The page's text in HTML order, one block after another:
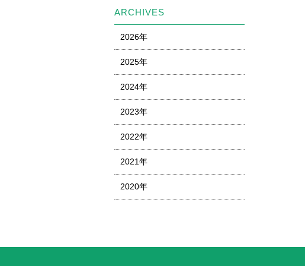
ARCHIVES
2026年
2025年
2024年
2023年
2022年
2021年
2020年